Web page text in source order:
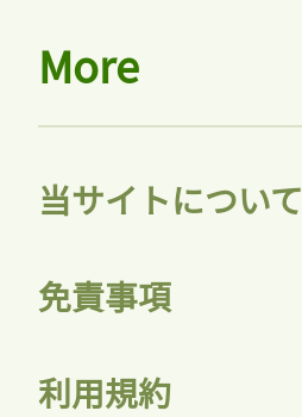
More
当サイトについて
免責事項
利用規約